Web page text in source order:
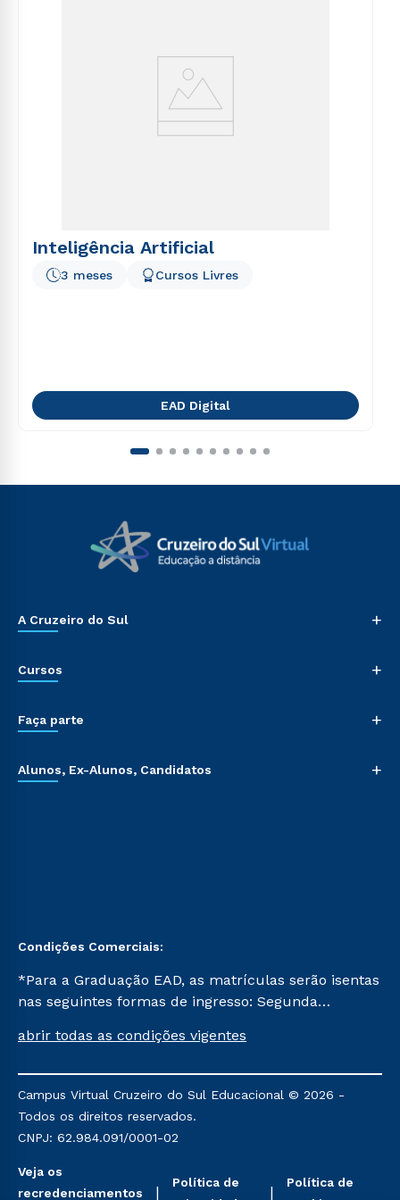
Inteligência Artificial
3 meses Cursos Livres
EAD Digital
A Cruzeiro do Sul +
Cursos +
Faça parte +
Alunos, Ex-Alunos, Candidatos +
Condições Comerciais:
*Para a Graduação EAD, as matrículas serão isentas
nas seguintes formas de ingresso: Segunda
Já para as demais, a taxa de matrícula será de R$
mencionadas são referentes aos cursos: Ensino
Religioso, Geografia para a Docência e Metodologia
do Ensino de História: Questões Atuais.
abrir todas as condições vigentes
Campus Virtual Cruzeiro do Sul Educacional © 2026 -
Todos os direitos reservados.
CNPJ: 62.984.091/0001-02
Veja os
recredenciamentos
Política de
Política de